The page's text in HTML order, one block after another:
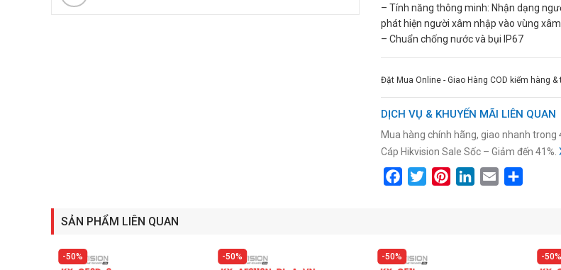
– Tính năng thông minh: Nhận dạng
phát hiện người xâm nhập vào vùng
– Chuẩn chống nước và bụi IP67
Đặt Mua Online - Giao Hàng COD kiểm hàng
DỊCH VỤ & KHUYẾN MÃI LIÊN QUAN
Mua hàng chính hãng, giao nhanh trong
Cáp Hikvision Sale Sốc – Giảm đến 41%.
FacebookTwitterPinterestLinkedIn
Email
SẢN PHẨM LIÊN QUAN
50% 50% 50% 50%